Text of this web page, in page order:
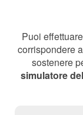
Puoi
corrispondere
sostenere
simulatore